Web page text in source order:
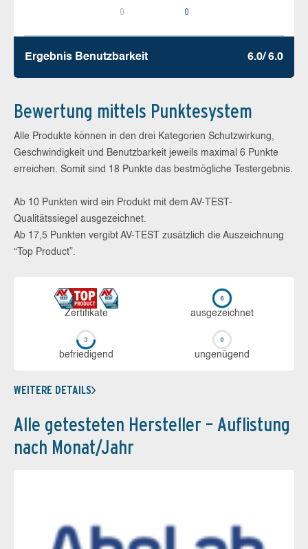
0 0
Ergebnis Benutz­barkeit 6.0/ 6.0
Bewertung mittels Punktesystem
Alle Produkte können in den drei Kategorien Schutzwirkung,
Geschwindigkeit und Benutzbarkeit jeweils maximal 6 Punkte
erreichen. Somit sind 18 Punkte das bestmögliche Testergebnis.
Ab 10 Punkten wird ein Produkt mit dem AV-TEST-
Qualitätssiegel ausgezeichnet.
Ab 17,5 Punkten vergibt AV-TEST zusätzlich die Auszeichnung
“Top Product”.
Zerti­fikate aus­ge­zeich­net
be­frie­di­gend un­ge­nü­gend
WEITERE DETAILS
Alle getesteten Hersteller – Auflistung
nach Monat/Jahr